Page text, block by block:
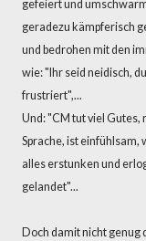
gefeiert und
geradezu kämpferisch
und bedrohen mit den
wie: "Ihr seid neidisch,
frustriert",...
Und: "CM tut viel
Sprache, ist einfühlsam,
alles erstunken und
gelandet"...
Doch damit nicht genug